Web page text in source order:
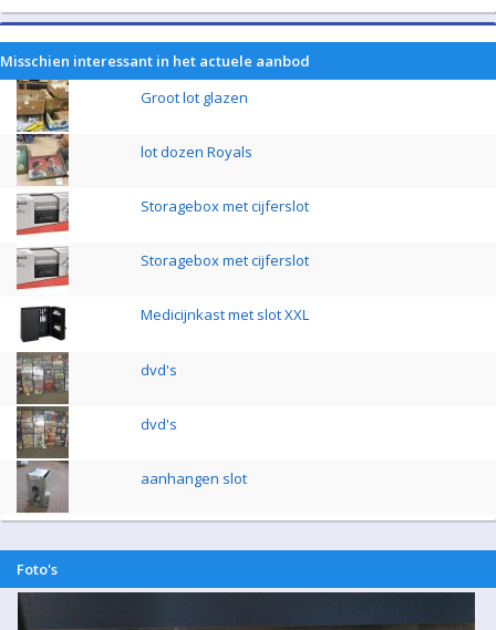
Misschien interessant in het actuele aanbod
Groot lot glazen
lot dozen Royals
Storagebox met cijferslot
Storagebox met cijferslot
Medicijnkast met slot XXL
dvd's
dvd's
aanhangen slot
Foto's